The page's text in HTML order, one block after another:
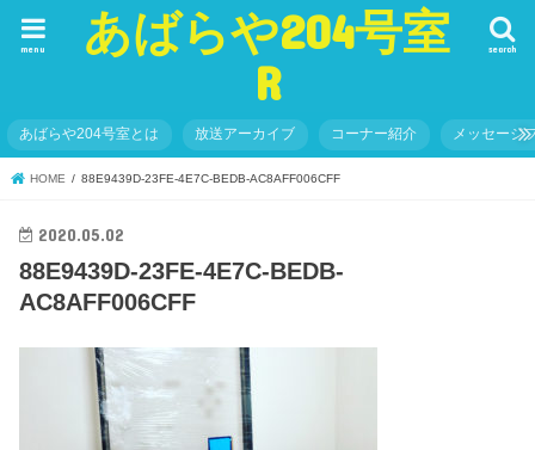
あばらや204号室
R
search
menu
あばらや204号室とは 放送アーカイブ コーナー紹介 メッセージ
HOME 88E9439D-23FE-4E7C-BEDB-AC8AFF006CFF
2020.05.02
88E9439D-23FE-4E7C-BEDB-
AC8AFF006CFF